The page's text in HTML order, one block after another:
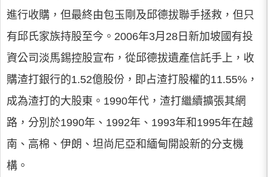
進行收購，但最終由包玉剛及邱德拔聯手拯救，但只
有邱氏家族持股至今。2006年3月28日新加坡國有投
資公司淡馬錫控股宣布，從邱德拔遺產信託手上，收
購渣打銀行的1.52億股份，即占渣打股權的11.55%，
成為渣打的大股東。1990年代，渣打繼續擴張其網
路，分別於1990年、1992年、1993年和1995年在越
南、高棉、伊朗、坦尚尼亞和緬甸開設新的分支機
構。